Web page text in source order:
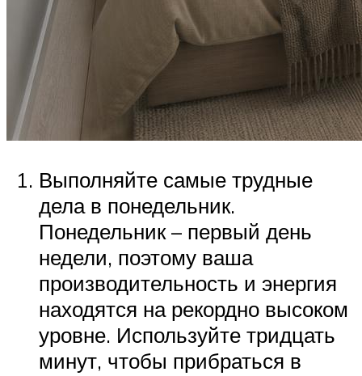
Выполняйте самые трудные
дела в понедельник.
Понедельник – первый день
недели, поэтому ваша
производительность и энергия
находятся на рекордно высоком
уровне. Используйте тридцать
минут, чтобы прибраться в